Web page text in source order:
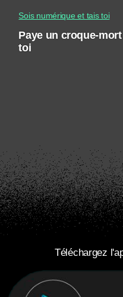
Sois numérique et tais toi
Paye un croque-
toi
Téléchargez